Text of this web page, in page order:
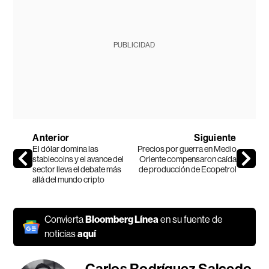
PUBLICIDAD
Anterior
El dólar domina las
stablecoins y el avance del
sector lleva el debate más
allá del mundo cripto
Siguiente
Precios por guerra en Medio
Oriente compensaron caída
de producción de Ecopetrol
ConviertaBloomberg Líneaen su fuente de
noticiasaquí